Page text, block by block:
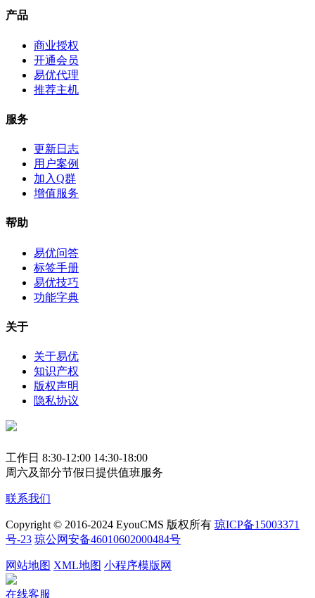
产品
商业授权
开通会员
易优代理
推荐主机
服务
更新日志
用户案例
加入Q群
增值服务
帮助
易优问答
标签手册
易优技巧
功能字典
关于
关于易优
知识产权
版权声明
隐私协议
工作日 8:30-12:00 14:30-18:00
周六及部分节假日提供值班服务
联系我们
Copyright © 2016-2024 EyouCMS 版权所有 琼ICP备15003371
号-23 琼公网安备46010602000484号
网站地图 XML地图 小程序模版网
在线客服